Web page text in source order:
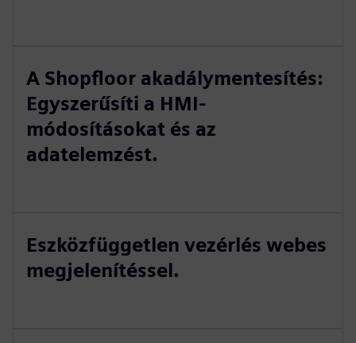
A Shopfloor akadálymentesítés:
Egyszerűsíti a HMI-
módosításokat és az
adatelemzést.
Eszközfüggetlen vezérlés webes
megjelenítéssel.